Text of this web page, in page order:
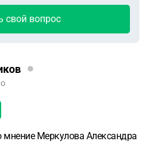
свой вопрос
Меркулова Александра